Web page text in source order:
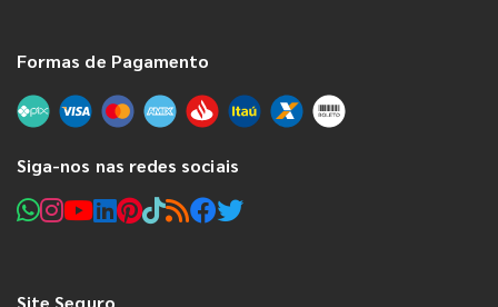
Formas de Pagamento
Siga-nos nas redes sociais
Site Seguro